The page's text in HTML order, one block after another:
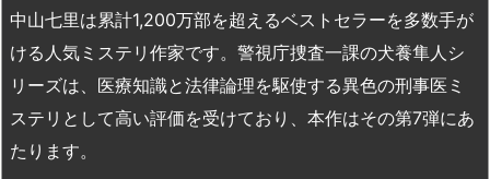
中山七里は累計1,200万部を超えるベストセラーを多数手が
ける人気ミステリ作家です​。警視庁捜査一課の犬養隼人シ
リーズは、医療知識と法律論理を駆使する異色の刑事医ミ
ステリとして高い評価を受けており、本作はその第7弾にあ
たります​。